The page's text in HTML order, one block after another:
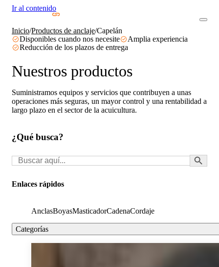
Ir al contenido
Inicio/Productos de anclaje/Capelán
Disponibles cuando nos necesite
Amplia experiencia
Reducción de los plazos de entrega
Nuestros productos
Suministramos equipos y servicios que contribuyen a unas
operaciones más seguras, un mayor control y una rentabilidad a
largo plazo en el sector de la acuicultura.
¿Qué busca?
Buscar:
Botón de
Enlaces rápidos
AnclasBoyasMasticadorCadenaCordaje
Categorías